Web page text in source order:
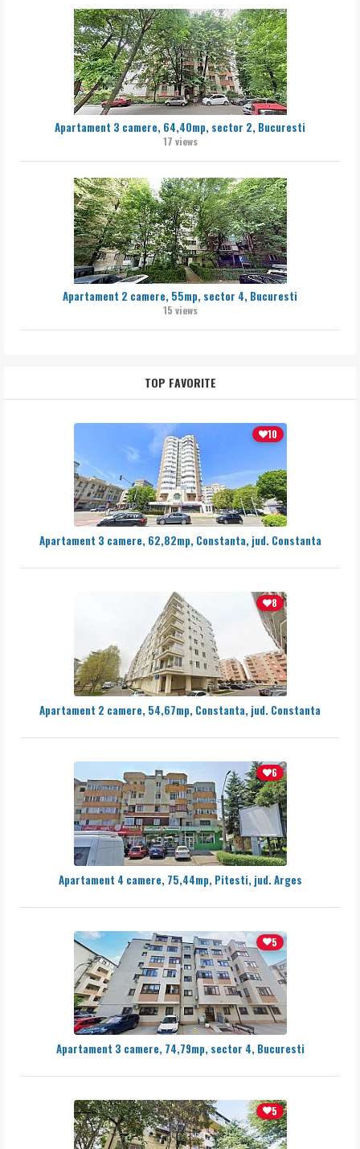
Apartament 3 camere, 64,40mp, sector 2, Bucuresti
17 views
Apartament 2 camere, 55mp, sector 4, Bucuresti
15 views
TOP FAVORITE
10
Apartament 3 camere, 62,82mp, Constanta, jud. Constanta
8
Apartament 2 camere, 54,67mp, Constanta, jud. Constanta
6
Apartament 4 camere, 75,44mp, Pitesti, jud. Arges
5
Apartament 3 camere, 74,79mp, sector 4, Bucuresti
5